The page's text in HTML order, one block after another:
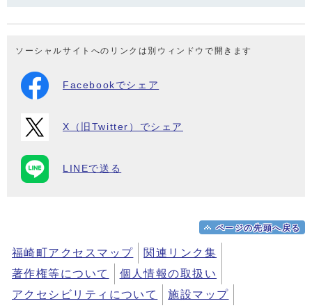
ソーシャルサイトへのリンクは別ウィンドウで開きます
Facebookでシェア
X（旧Twitter）でシェア
LINEで送る
ページの先頭へ戻る
福崎町アクセスマップ
関連リンク集
著作権等について
個人情報の取扱い
アクセシビリティについて
施設マップ